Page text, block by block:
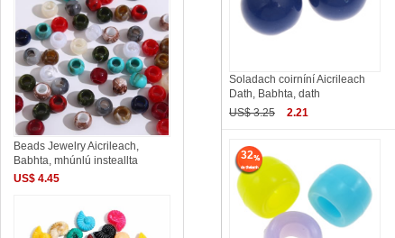
Soladach coirníní Aicrileach
Dath, Babhta, dath
US$ 3.25
2.21
32
Beads Jewelry Aicrileach,
Babhta, mhúnlú insteallta
US$ 4.45